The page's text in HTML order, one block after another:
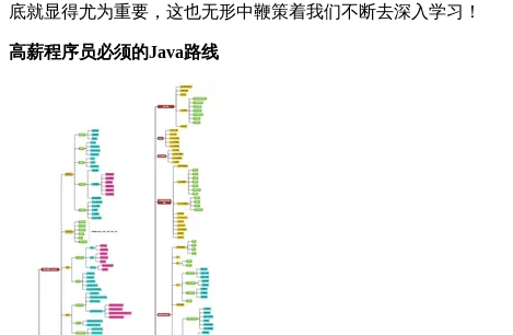
底就显得尤为重要，这也无形中鞭策着我们不断去深入学习！
高薪程序员必须的Java路线